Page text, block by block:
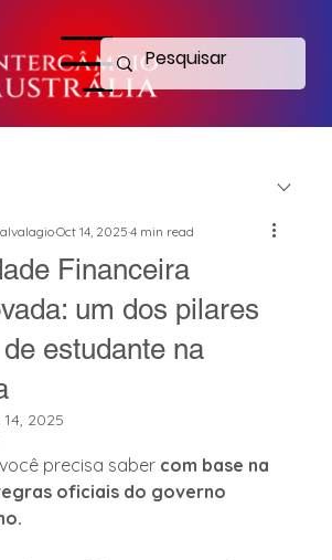
Menu
Financeira
um dos pilares
estudante na
Oct 14, 2025 4 min read
2025
out of 5 stars.
precisa saber com base na
oficiais do governo